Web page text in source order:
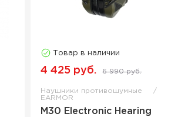
Товар в наличии
4 425 руб. 6 990 руб.
Наушники противошумные
EARMOR
M30 Electronic Hearing